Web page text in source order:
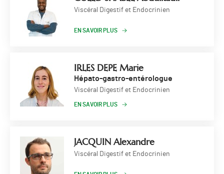
Viscéral Digestif et Endocrinien
EN SAVOIR PLUS
IRLES DEPE Marie
Hépato-gastro-entérologue
Viscéral Digestif et Endocrinien
EN SAVOIR PLUS
JACQUIN Alexandre
Viscéral Digestif et Endocrinien